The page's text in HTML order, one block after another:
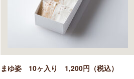
まゆ姿 10ヶ入り 1,200円（税込）